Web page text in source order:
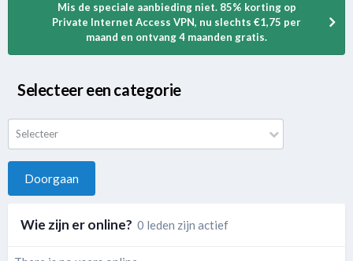
Mis de speciale aanbieding niet. 85% korting op
Private Internet Access VPN, nu slechts €1,75 per
maand en ontvang 4 maanden gratis.
Selecteer een categorie
Selecteer
Doorgaan
Wie zijn er online? 0 leden zijn actief